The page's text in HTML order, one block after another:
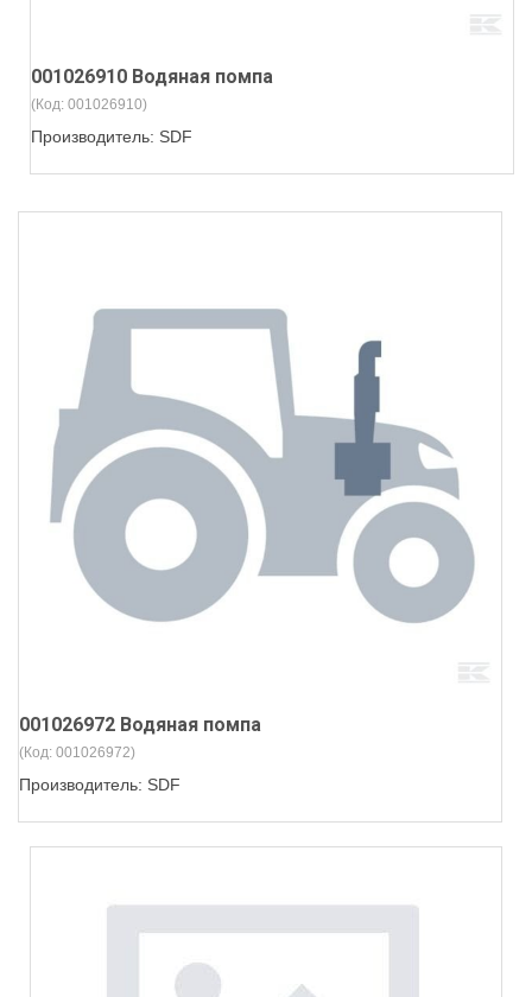
001026910 Водяная помпа
(Код: 001026910)
Производитель: SDF
001026972 Водяная помпа
(Код: 001026972)
Производитель: SDF